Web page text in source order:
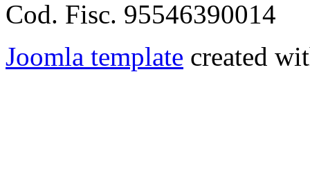
Cod. Fisc. 95546390014
Joomla template created